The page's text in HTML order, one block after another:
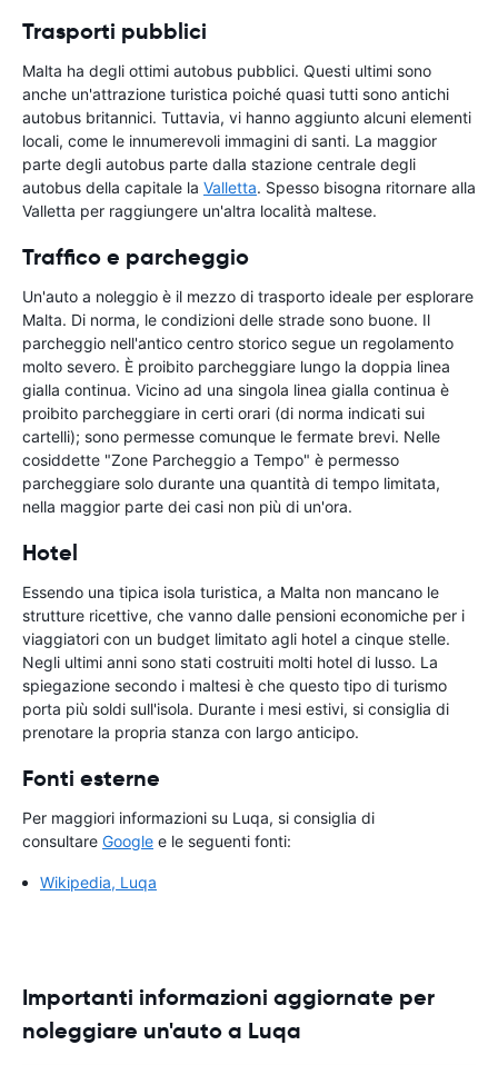
Trasporti pubblici
Malta ha degli ottimi autobus pubblici. Questi ultimi sono
anche un'attrazione turistica poiché quasi tutti sono antichi
autobus britannici. Tuttavia, vi hanno aggiunto alcuni elementi
locali, come le innumerevoli immagini di santi. La maggior
parte degli autobus parte dalla stazione centrale degli
autobus della capitale la Valletta. Spesso bisogna ritornare alla
Valletta per raggiungere un'altra località maltese.
Traffico e parcheggio
Un'auto a noleggio è il mezzo di trasporto ideale per esplorare
Malta. Di norma, le condizioni delle strade sono buone. Il
parcheggio nell'antico centro storico segue un regolamento
molto severo. È proibito parcheggiare lungo la doppia linea
gialla continua. Vicino ad una singola linea gialla continua è
proibito parcheggiare in certi orari (di norma indicati sui
cartelli); sono permesse comunque le fermate brevi. Nelle
cosiddette "Zone Parcheggio a Tempo" è permesso
parcheggiare solo durante una quantità di tempo limitata,
nella maggior parte dei casi non più di un'ora.
Hotel
Essendo una tipica isola turistica, a Malta non mancano le
strutture ricettive, che vanno dalle pensioni economiche per i
viaggiatori con un budget limitato agli hotel a cinque stelle.
Negli ultimi anni sono stati costruiti molti hotel di lusso. La
spiegazione secondo i maltesi è che questo tipo di turismo
porta più soldi sull'isola. Durante i mesi estivi, si consiglia di
prenotare la propria stanza con largo anticipo.
Fonti esterne
Per maggiori informazioni su Luqa, si consiglia di
consultare Google e le seguenti fonti:
Wikipedia, Luqa
Importanti informazioni aggiornate per
noleggiare un'auto a Luqa